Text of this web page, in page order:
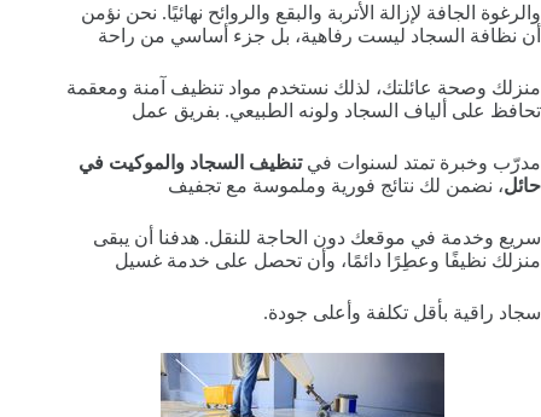
والرغوة الجافة لإزالة الأتربة والبقع والروائح نهائيًا. نحن نؤمن
أن نظافة السجاد ليست رفاهية، بل جزء أساسي من راحة
منزلك وصحة عائلتك، لذلك نستخدم مواد تنظيف آمنة ومعقمة
تحافظ على ألياف السجاد ولونه الطبيعي. بفريق عمل
مدرّب وخبرة تمتد لسنوات فيتنظيف السجاد والموكيت في
حائل، نضمن لك نتائج فورية وملموسة مع تجفيف
سريع وخدمة في موقعك دون الحاجة للنقل. هدفنا أن يبقى
منزلك نظيفًا وعطِرًا دائمًا، وأن تحصل على خدمة غسيل
سجاد راقية بأقل تكلفة وأعلى جودة.